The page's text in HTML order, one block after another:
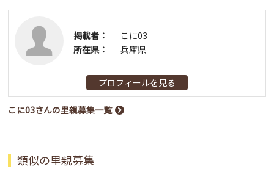
掲載者：
こに03
所在県：
兵庫県
プロフィールを見る
こに03さんの里親募集一覧
類似の里親募集